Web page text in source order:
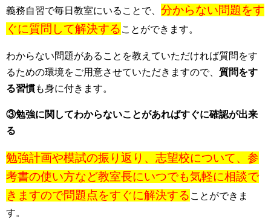
義務自習で毎日教室にいることで、 分からない問題をす
ぐに質問して解決する ことができます。
わからない問題があることを教えていただければ質問をす
るための環境をご用意させていただきますので、 質問をす
る習慣も身に付きます。
③勉強に関してわからないことがあればすぐに確認が出来
る
勉強計画や模試の振り返り、志望校について、参
考書の使い方など教室長にいつでも気軽に相談で
きますので問題点をすぐに解決する ことができま
す。